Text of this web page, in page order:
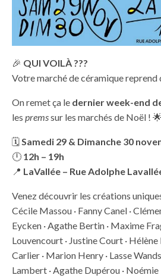
🎉 QUI VOILÀ ???
Votre marché de céramique reprend
On remet ça le dernier week-end
les premssur les marchés de Noël ! 🌟
🗓Samedi 29 & Dimanche 30
🕛 12h – 19h
📍 LaVallée – Rue Adolphe
Venez découvrir les créations
Cécile Massou · Fanny Canel ·
Eycken · Agathe Bertin · Maxime
Louvencourt · Justine Court ·
Carlier · Marion Henry · Lasse
Lambert · Agathe Dupérou ·